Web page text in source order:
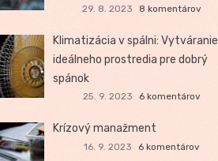
29. 8. 2023 8 komentárov
Klimatizácia v spálni: Vytváranie
ideálneho prostredia pre dobrý
spánok
25. 9. 2023 6 komentárov
Krízový manažment
16. 9. 2023 6 komentárov